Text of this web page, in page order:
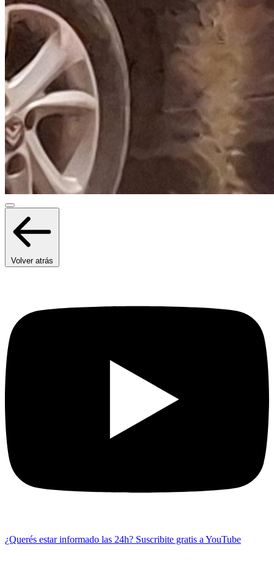
Volver atrás
¿Querés estar informado las 24h? Suscribite gratis a YouTube